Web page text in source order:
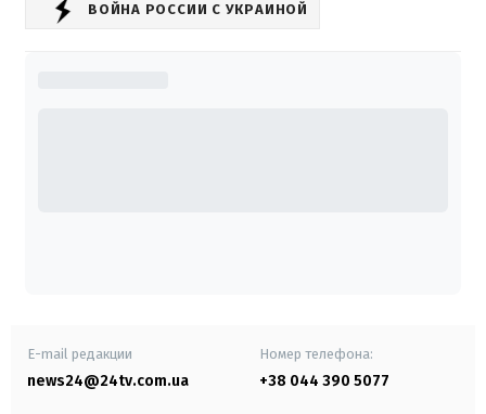
ВОЙНА РОССИИ С УКРАИНОЙ
E-mail редакции
news24@24tv.com.ua
Номер телефона:
+38 044 390 5077